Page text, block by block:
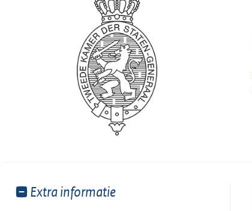
Toon
Extra informatie